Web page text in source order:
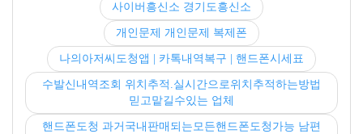
사이버흥신소 경기도흥신소
개인문제 개인문제 복제폰
나의아저씨도청앱 | 카톡내역복구 | 핸드폰시세표
수발신내역조회 위치추적.실시간으로위치추적하는방법
믿고맡길수있는 업체
핸드폰도청 과거국내판매되는모든핸드폰도청가능 남편